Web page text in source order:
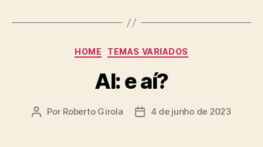
Categorias
HOME TEMAS VARIADOS
AI: e aí?
Autor
Por Roberto Girola
Data4 de junho de 2023